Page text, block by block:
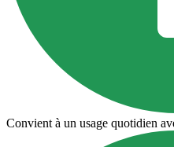
Convient à un usage quotidien